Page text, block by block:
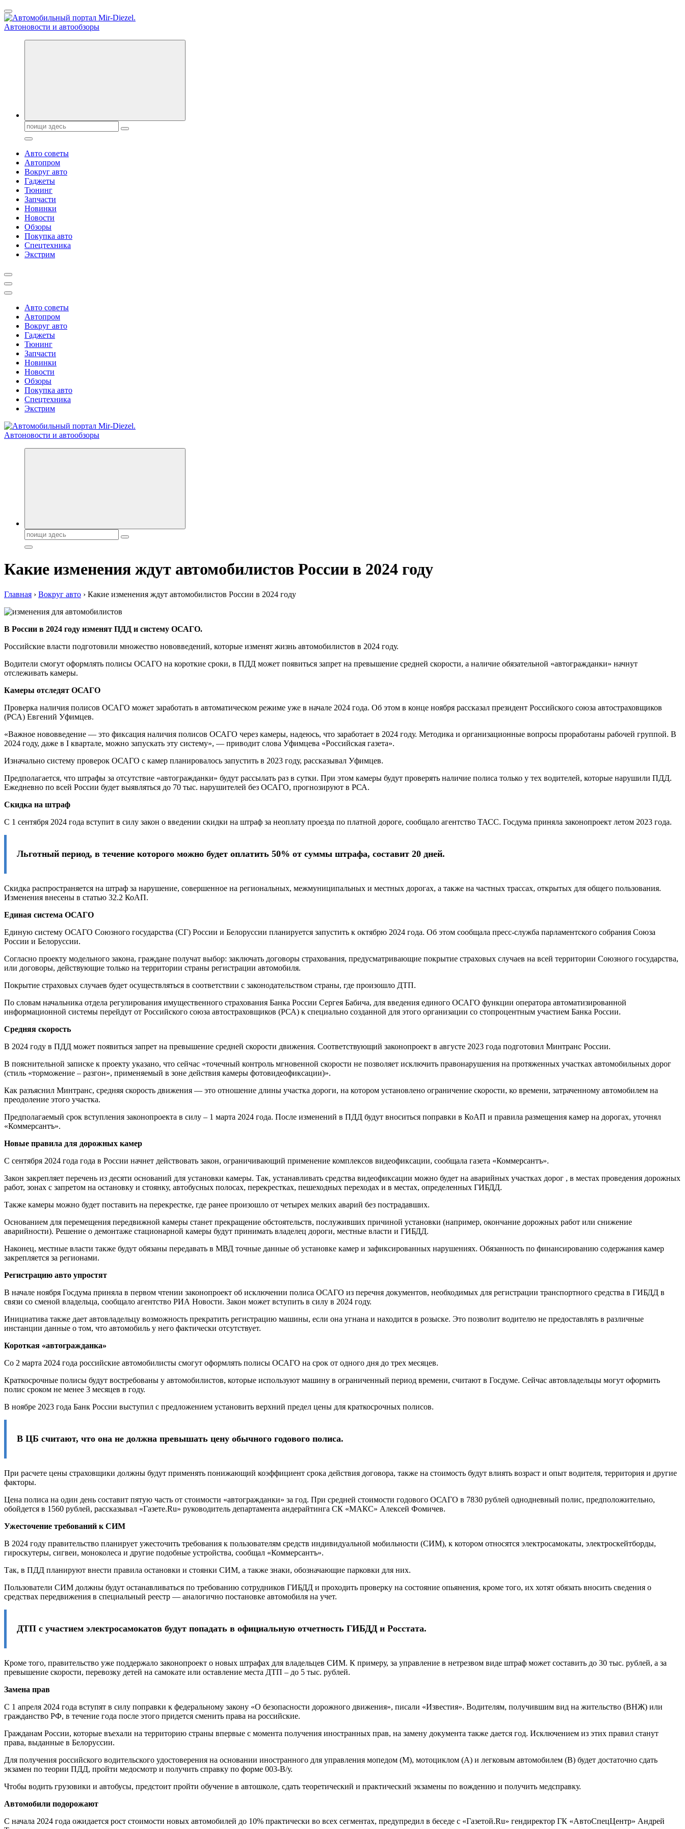
Перейти
к
содержанию
Справочник автомобилиста. Обзор новинок популярных автобрендов, технические характреристики, фото и автообзоры. Автотюнинг, тест-драйвы. Шины, диски, резина
Поиск:
Авто советы
Автопром
Вокруг авто
Гаджеты
Тюнинг
Запчасти
Новинки
Новости
Обзоры
Покупка авто
Спецтехника
Экстрим
Авто советы
Автопром
Вокруг авто
Гаджеты
Тюнинг
Запчасти
Новинки
Новости
Обзоры
Покупка авто
Спецтехника
Экстрим
Справочник автомобилиста. Обзор новинок популярных автобрендов, технические характреристики, фото и автообзоры. Автотюнинг, тест-драйвы. Шины, диски, резина
Поиск:
Какие изменения ждут автомобилистов России в 2024 году
Главная › Вокруг авто › Какие изменения ждут автомобилистов России в 2024 году
В России в 2024 году изменят ПДД и систему ОСАГО.
Российские власти подготовили множество нововведений, которые изменят жизнь автомобилистов в 2024 году.
Водители смогут оформлять полисы ОСАГО на короткие сроки, в ПДД может появиться запрет на превышение средней скорости, а наличие обязательной «автогражданки» начнут
отслеживать камеры.
Камеры отследят ОСАГО
Проверка наличия полисов ОСАГО может заработать в автоматическом режиме уже в начале 2024 года. Об этом в конце ноября рассказал президент Российского союза автостраховщиков
(РСА) Евгений Уфимцев.
«Важное нововведение — это фиксация наличия полисов ОСАГО через камеры, надеюсь, что заработает в 2024 году. Методика и организационные вопросы проработаны рабочей группой. В
2024 году, даже в I квартале, можно запускать эту систему», — приводит слова Уфимцева «Российская газета».
Изначально систему проверок ОСАГО с камер планировалось запустить в 2023 году, рассказывал Уфимцев.
Предполагается, что штрафы за отсутствие «автогражданки» будут рассылать раз в сутки. При этом камеры будут проверять наличие полиса только у тех водителей, которые нарушили ПДД.
Ежедневно по всей России будет выявляться до 70 тыс. нарушителей без ОСАГО, прогнозируют в РСА.
Скидка на штраф
C 1 сентября 2024 года вступит в силу закон о введении скидки на штраф за неоплату проезда по платной дороге, сообщало агентство ТАСС. Госдума приняла законопроект летом 2023 года.
Льготный период, в течение которого можно будет оплатить 50% от суммы штрафа, составит 20 дней.
Скидка распространяется на штраф за нарушение, совершенное на региональных, межмуниципальных и местных дорогах, а также на частных трассах, открытых для общего пользования.
Изменения внесены в статью 32.2 КоАП.
Единая система ОСАГО
Единую систему ОСАГО Союзного государства (СГ) России и Белоруссии планируется запустить к октябрю 2024 года. Об этом сообщала пресс-служба парламентского собрания Союза
России и Белоруссии.
Согласно проекту модельного закона, граждане получат выбор: заключать договоры страхования, предусматривающие покрытие страховых случаев на всей территории Союзного государства,
или договоры, действующие только на территории страны регистрации автомобиля.
Покрытие страховых случаев будет осуществляться в соответствии с законодательством страны, где произошло ДТП.
По словам начальника отдела регулирования имущественного страхования Банка России Сергея Бабича, для введения единого ОСАГО функции оператора автоматизированной
информационной системы перейдут от Российского союза автостраховщиков (РСА) к специально созданной для этого организации со стопроцентным участием Банка России.
Средняя скорость
В 2024 году в ПДД может появиться запрет на превышение средней скорости движения. Соответствующий законопроект в августе 2023 года подготовил Минтранс России.
В пояснительной записке к проекту указано, что ‎сейчас «точечный контроль мгновенной скорости не позволяет исключить правонарушения на протяженных участках автомобильных дорог
(стиль «торможение – разгон», применяемый в зоне действия камеры фотовидеофиксации)».
Как разъяснил Минтранс, средняя скорость движения — это отношение длины участка дороги, на котором установлено ограничение скорости, ко времени, затраченному автомобилем на
преодоление этого участка.
Предполагаемый срок вступления законопроекта в силу – 1 марта 2024 года. После изменений в ПДД будут вноситься поправки в КоАП и правила размещения камер на дорогах, уточнял
«Коммерсантъ».
Новые правила для дорожных камер
С сентября 2024 года года в России начнет действовать закон, ограничивающий применение комплексов видеофиксации, сообщала газета «Коммерсантъ».
Закон закрепляет перечень из десяти оснований для установки камеры. Так, устанавливать средства видеофиксации можно будет на аварийных участках дорог , в местах проведения дорожных
работ, зонах с запретом на остановку и стоянку, автобусных полосах, перекрестках, пешеходных переходах и в местах, определенных ГИБДД.
Также камеры можно будет поставить на перекрестке, где ранее произошло от четырех мелких аварий без пострадавших.
Основанием для перемещения передвижной камеры станет прекращение обстоятельств, послуживших причиной установки (например, окончание дорожных работ или снижение
аварийности). Решение о демонтаже стационарной камеры будут принимать владелец дороги, местные власти и ГИБДД.
Наконец, местные власти также будут обязаны передавать в МВД точные данные об установке камер и зафиксированных нарушениях. Обязанность по финансированию содержания камер
закрепляется за регионами.
Регистрацию авто упростят
В начале ноября Госдума приняла в первом чтении законопроект об исключении полиса ОСАГО из перечня документов, необходимых для регистрации транспортного средства в ГИБДД в
связи со сменой владельца, сообщало агентство РИА Новости. Закон может вступить в силу в 2024 году.
Инициатива также дает автовладельцу возможность прекратить регистрацию машины, если она угнана и находится в розыске. Это позволит водителю не предоставлять в различные
инстанции данные о том, что автомобиль у него фактически отсутствует.
Короткая «автогражданка»
Со 2 марта 2024 года российские автомобилисты смогут оформлять полисы ОСАГО на срок от одного дня до трех месяцев.
Краткосрочные полисы будут востребованы у автомобилистов, которые используют машину в ограниченный период времени, считают в Госдуме. Сейчас автовладельцы могут оформить
полис сроком не менее 3 месяцев в году.
В ноябре 2023 года Банк России выступил с предложением установить верхний предел цены для краткосрочных полисов.
В ЦБ считают, что она не должна превышать цену обычного годового полиса.
При расчете цены страховщики должны будут применять понижающий коэффициент срока действия договора, также на стоимость будут влиять возраст и опыт водителя, территория и другие
факторы.
Цена полиса на один день составит пятую часть от стоимости «автогражданки» за год. При средней стоимости годового ОСАГО в 7830 рублей однодневный полис, предположительно,
обойдется в 1560 рублей, рассказывал «Газете.Ru» руководитель департамента андерайтинга СК «МАКС» Алексей Фомичев.
Ужесточение требований к СИМ
В 2024 году правительство планирует ужесточить требования к пользователям средств индивидуальной мобильности (СИМ), к котором относятся электросамокаты, электроскейтборды,
гироскутеры, сигвеи, моноколеса и другие подобные устройства, сообщал «Коммерсантъ».
Так, в ПДД планируют внести правила остановки и стоянки СИМ, а также знаки, обозначающие парковки для них.
Пользователи СИМ должны будут останавливаться по требованию сотрудников ГИБДД и проходить проверку на состояние опьянения, кроме того, их хотят обязать вносить сведения о
средствах передвижения в специальный реестр — аналогично постановке автомобиля на учет.
ДТП с участием электросамокатов будут попадать в официальную отчетность ГИБДД и Росстата.
Кроме того, правительство уже поддержало законопроект о новых штрафах для владельцев СИМ. К примеру, за управление в нетрезвом виде штраф может составить до 30 тыс. рублей, а за
превышение скорости, перевозку детей на самокате или оставление места ДТП – до 5 тыс. рублей.
Замена прав
С 1 апреля 2024 года вступят в силу поправки к федеральному закону «О безопасности дорожного движения», писали «Известия». Водителям, получившим вид на жительство (ВНЖ) или
гражданство РФ, в течение года после этого придется сменить права на российские.
Гражданам России, которые въехали на территорию страны впервые с момента получения иностранных прав, на замену документа также дается год. Исключением из этих правил станут
права, выданные в Белоруссии.
Для получения российского водительского удостоверения на основании иностранного для управления мопедом (M), мотоциклом (A) и легковым автомобилем (B) будет достаточно сдать
экзамен по теории ПДД, пройти медосмотр и получить справку по форме 003-В/у.
Чтобы водить грузовики и автобусы, предстоит пройти обучение в автошколе, сдать теоретический и практический экзамены по вождению и получить медсправку.
Автомобили подорожают
С начала 2024 года ожидается рост стоимости новых автомобилей до 10% практически во всех сегментах, предупредил в беседе с «Газетой.Ru» гендиректор ГК «АвтоСпецЦентр» Андрей